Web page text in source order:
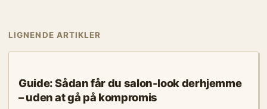
LIGNENDE ARTIKLER
Guide: Sådan får du salon-look derhjemme
– uden at gå på kompromis